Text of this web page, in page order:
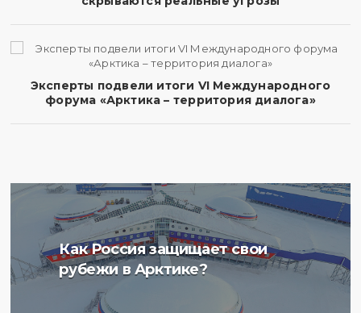
Эксперты подвели итоги VI Международного
форума «Арктика – территория диалога»
Как Россия защищает свои
рубежи в Арктике?
Ученые Арктического
плавучего университета
радиоактивности донных